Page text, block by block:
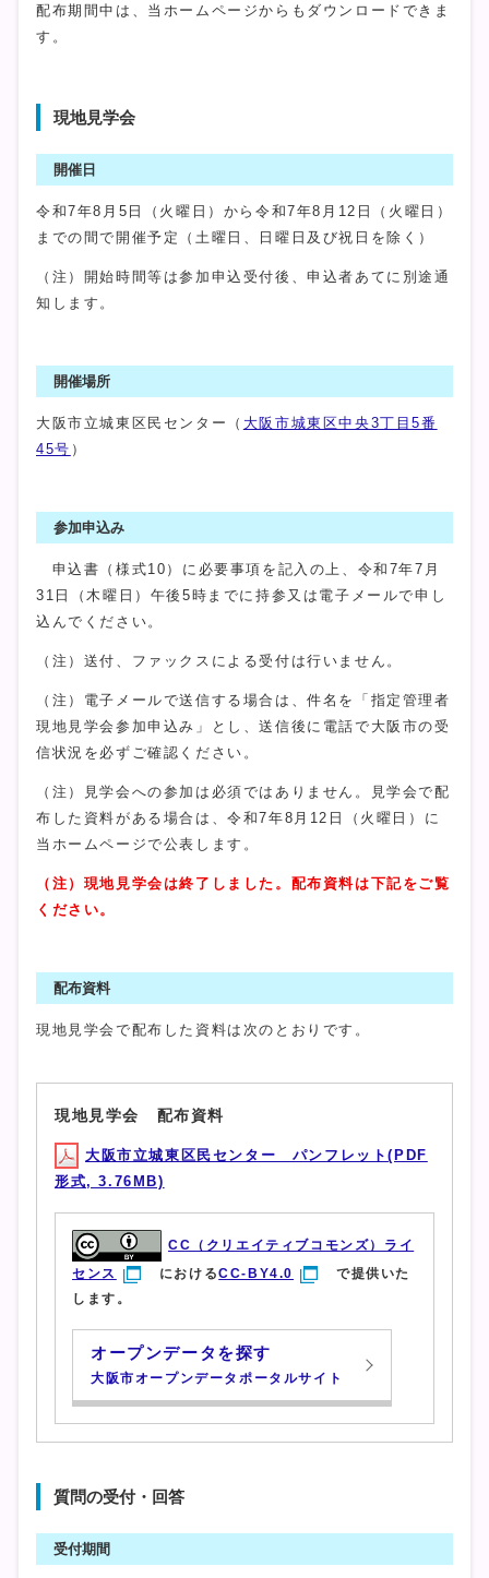
配布期間中は、当ホームページからもダウンロードできま
す。
現地見学会
開催日
令和7年8月5日（火曜日）から令和7年8月12日（火曜日）
までの間で開催予定（土曜日、日曜日及び祝日を除く）
（注）開始時間等は参加申込受付後、申込者あてに別途通
知します。
開催場所
大阪市立城東区民センター（ 大阪市城東区中央3丁目5番
45号 ）
参加申込み
申込書（様式10）に必要事項を記入の上、令和7年7月
31日（木曜日）午後5時までに持参又は電子メールで申し
込んでください。
（注）送付、ファックスによる受付は行いません。
（注）電子メールで送信する場合は、件名を「指定管理者
現地見学会参加申込み」とし、送信後に電話で大阪市の受
信状況を必ずご確認ください。
（注）見学会への参加は必須ではありません。見学会で配
布した資料がある場合は、令和7年8月12日（火曜日）に
当ホームページで公表します。
（注）現地見学会は終了しました。配布資料は下記をご覧
ください。
配布資料
現地見学会で配布した資料は次のとおりです。
現地見学会 配布資料
大阪市立城東区民センター パンフレット(PDF
形式, 3.76MB)
CC（クリエイティブコモンズ）ライ
センス
におけるCC-BY4.0
で提供いた
します。
オープンデータを探す
大阪市オープンデータポータルサイト
質問の受付・回答
受付期間